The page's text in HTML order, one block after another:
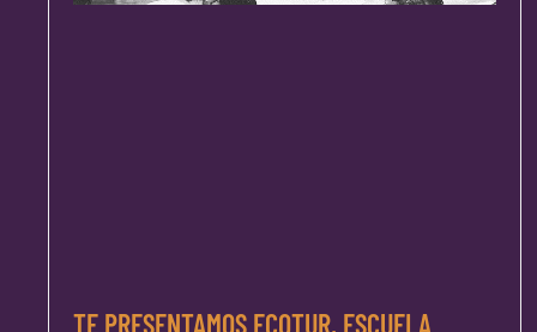
TE PRESENTAMOS ECOTUR, ESCUELA